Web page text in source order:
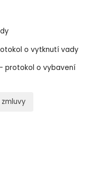
o vytknutí vady
protokol o vybavení